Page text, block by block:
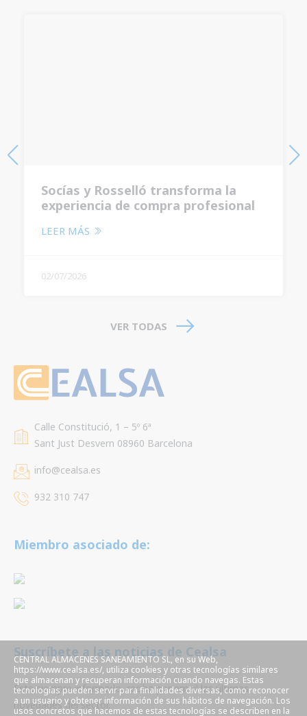
Socías y Rosselló transforma la
experiencia de compra profesional
m²
LEER MÁS
02/07/2026
VER TODAS
Calle Constitució, 1 – 5º 6ª
Sant Just Desvern 08960 Barcelona
info@cealsa.es
932 310 747
Miembro asociado de:
Suscríbete a las noticias de Cealsa
Este siempre informado, reciba por email las últimas
novedades del sector.
CENTRAL ALMACENES SANEAMIENTO SL, en su Web,
https://www.cealsa.es/, utiliza cookies y otras tecnologías similares
que almacenan y recuperan información cuando navegas. Estas
tecnologías pueden servir para finalidades diversas, como reconocer
a un usuario y obtener información de sus hábitos de navegación. Los
usos concretos que hacemos de estas tecnologías se describen en la